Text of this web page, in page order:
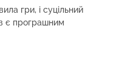
гри, і суцільний
є програшним